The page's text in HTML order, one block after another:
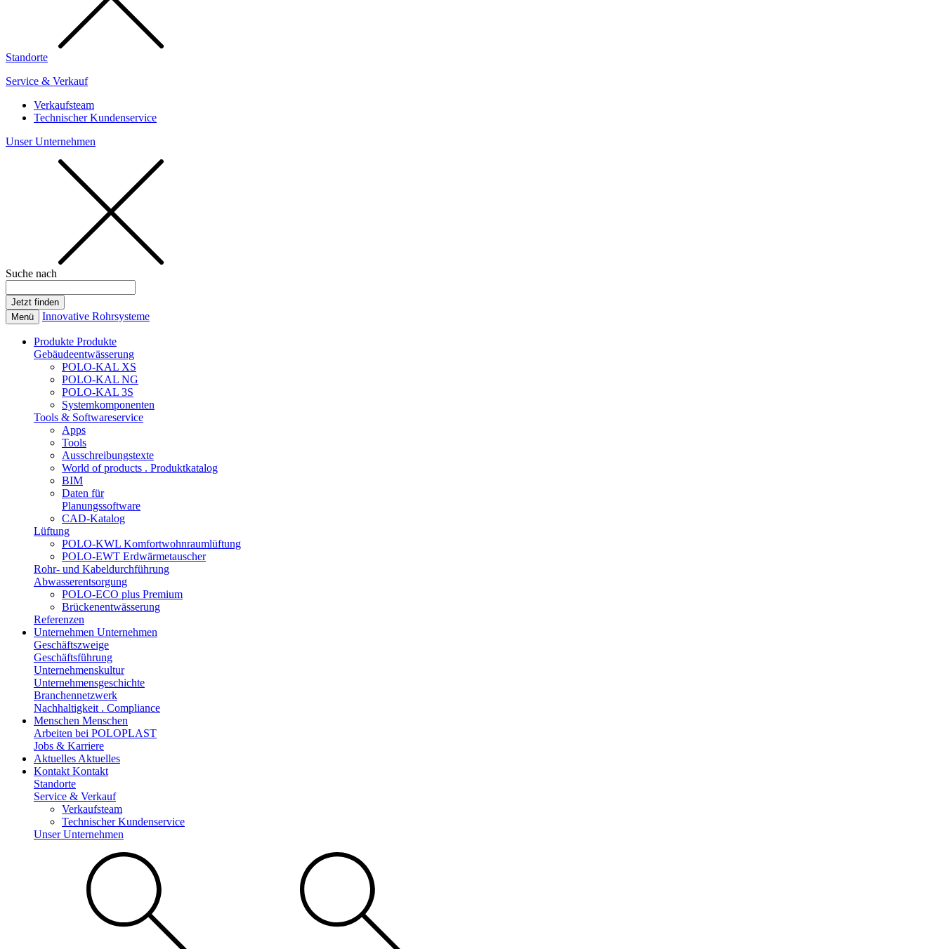
Standorte
Service & Verkauf
Verkaufsteam
Technischer Kundenservice
Unser Unternehmen
Suche nach
Menü Innovative Rohrsysteme
Produkte Produkte
Gebäudeentwässerung
POLO-KAL XS
POLO-KAL NG
POLO-KAL 3S
Systemkomponenten
Tools & Softwareservice
Apps
Tools
Ausschreibungstexte
World of products . Produktkatalog
BIM
Daten für
Planungssoftware
CAD-Katalog
Lüftung
POLO-KWL Komfortwohnraumlüftung
POLO-EWT Erdwärmetauscher
Rohr- und Kabeldurchführung
Abwasserentsorgung
POLO-ECO plus Premium
Brückenentwässerung
Referenzen
Unternehmen Unternehmen
Geschäftszweige
Geschäftsführung
Unternehmenskultur
Unternehmensgeschichte
Branchennetzwerk
Nachhaltigkeit . Compliance
Menschen Menschen
Arbeiten bei POLOPLAST
Jobs & Karriere
Aktuelles Aktuelles
Kontakt Kontakt
Standorte
Service & Verkauf
Verkaufsteam
Technischer Kundenservice
Unser Unternehmen